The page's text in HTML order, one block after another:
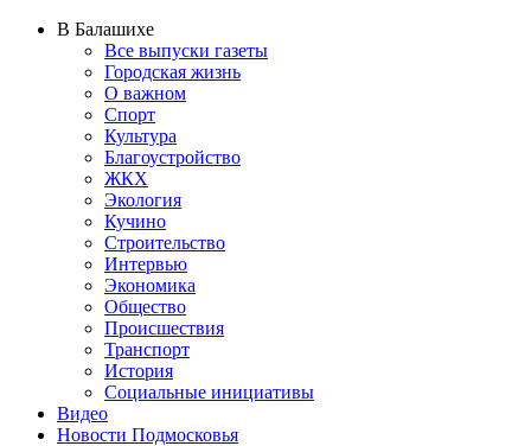
В Балашихе
Все выпуски газеты
Городская жизнь
О важном
Спорт
Культура
Благоустройство
ЖКХ
Экология
Кучино
Строительство
Интервью
Экономика
Общество
Происшествия
Транспорт
История
Социальные инициативы
Видео
Новости Подмосковья